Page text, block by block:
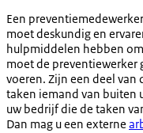
Een
moet deskundig en
hulpmiddelen hebben
moet de preventiewerker
voeren. Zijn een deel van
taken iemand van buiten
uw bedrijf die de taken
Dan mag u een externe